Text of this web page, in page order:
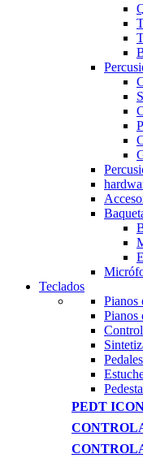
Teclados
Pianos
Pianos
Pedales
PEDT